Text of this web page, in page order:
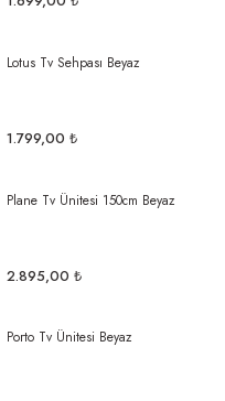
Lotus Tv Sehpası Beyaz
1.799,00 ₺
Plane Tv Ünitesi 150cm Beyaz
2.895,00 ₺
Porto Tv Ünitesi Beyaz